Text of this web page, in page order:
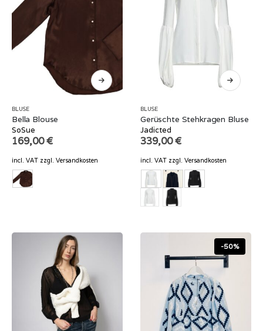
BLUSE
Bella Blouse
SoSue
169,00€
incl. VAT zzgl. Versandkosten
BLUSE
Gerüschte Stehkragen Bluse
Jadicted
339,00€
incl. VAT zzgl. Versandkosten
-50%